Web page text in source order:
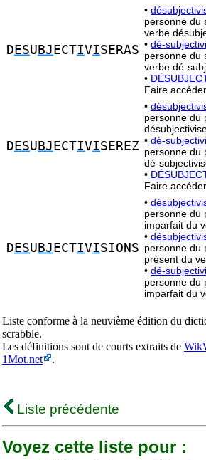
D ESU BJ ECTIVISERAS
•
personne du
verbe
• dé-
personne du
verbe dé-
•
Faire
D ESU BJ ECTIVISEREZ
•
personne du
• dé-
personne du
dé-
•
Faire
D ESU BJ ECTIVISIONS
•
personne du
imparfait du
•
personne du
présent du
• dé-
personne du
imparfait du
Liste conforme à la neuvième édition du
scrabble.
Les définitions sont de courts extraits de
1Mot.net
.
Liste précédente
Voyez cette liste pour :